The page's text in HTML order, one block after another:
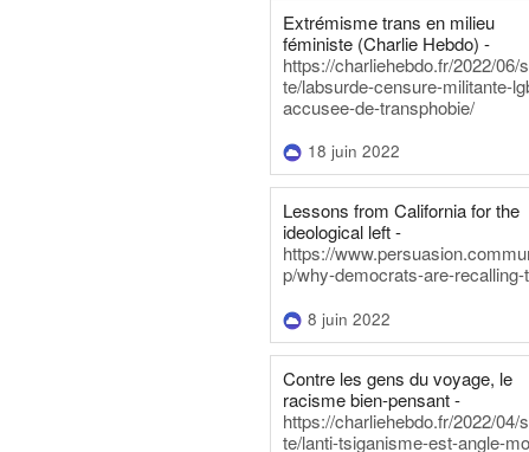
Extrémisme trans en milieu
féministe (Charlie Hebdo) -
https://charliehebdo.fr/2022/06/
te/labsurde-censure-militante-
accusee-de-transphobie/
18 juin 2022
Lessons from California for the
ideological left -
https://
p/why-democrats-are-recalling-
8 juin 2022
Contre les gens du voyage, le
racisme bien-pensant -
https://charliehebdo.fr/2022/04/
te/lanti-tsiganisme-est-angle-